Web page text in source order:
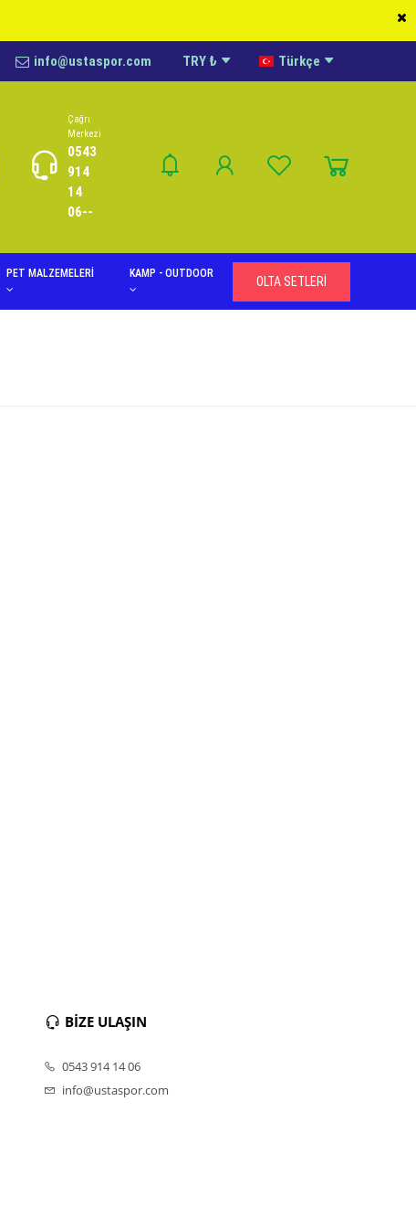
info@ustaspor.com TRY ₺ Türkçe
Çağrı
Merkezi
0543
914
14
06--
PET MALZEMELERİ KAMP - OUTDOOR
OLTA SETLERİ
BİZE ULAŞIN
0543 914 14 06
info@ustaspor.com